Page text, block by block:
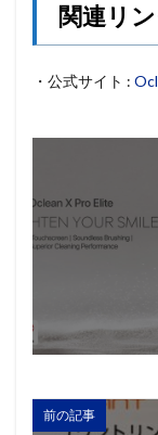
関連リ
・公式サイト :
前の記事